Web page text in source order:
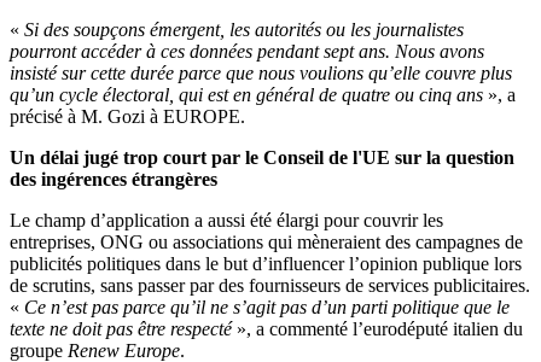
« Si des soupçons émergent, les autorités ou les journalistes
pourront accéder à ces données pendant sept ans. Nous avons
insisté sur cette durée parce que nous voulions qu’elle couvre plus
qu’un cycle électoral, qui est en général de quatre ou cinq ans », a
précisé à M. Gozi à EUROPE.
Un délai jugé trop court par le Conseil de l'UE sur la question
des ingérences étrangères
Le champ d’application a aussi été élargi pour couvrir les
entreprises, ONG ou associations qui mèneraient des campagnes de
publicités politiques dans le but d’influencer l’opinion publique lors
de scrutins, sans passer par des fournisseurs de services publicitaires.
« Ce n’est pas parce qu’il ne s’agit pas d’un parti politique que le
texte ne doit pas être respecté », a commenté l’eurodéputé italien du
groupe Renew Europe.